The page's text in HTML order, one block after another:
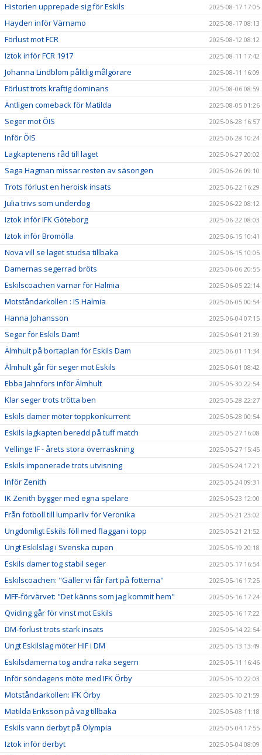
Historien upprepade sig för Eskils 2025-08-17 17:05
Hayden inför Värnamo 2025-08-17 08:13
Förlust mot FCR 2025-08-12 08:12
Iztok inför FCR 1917 2025-08-11 17:42
Johanna Lindblom pålitlig målgörare 2025-08-11 16:09
Förlust trots kraftig dominans 2025-08-06 08:59
Äntligen comeback för Matilda 2025-08-05 01:26
Seger mot ÖIS 2025-06-28 16:57
Inför ÖIS 2025-06-28 10:24
Lagkaptenens råd till laget 2025-06-27 20:02
Saga Hagman missar resten av säsongen 2025-06-26 09:10
Trots förlust en heroisk insats 2025-06-22 16:29
Julia trivs som underdog 2025-06-22 08:12
Iztok inför IFK Göteborg 2025-06-22 08:03
Iztok inför Bromölla 2025-06-15 10:41
Nova vill se laget studsa tillbaka 2025-06-15 10:05
Damernas segerrad bröts 2025-06-06 20:55
Eskilscoachen varnar för Halmia 2025-06-05 22:14
Motståndarkollen : IS Halmia 2025-06-05 00:54
Hanna Johansson 2025-06-04 07:15
Seger för Eskils Dam! 2025-06-01 21:39
Älmhult på bortaplan för Eskils Dam 2025-06-01 11:34
Älmhult går för seger mot Eskils 2025-06-01 08:42
Ebba Jahnfors inför Älmhult 2025-05-30 22:54
Klar seger trots trötta ben 2025-05-28 22:27
Eskils damer möter toppkonkurrent 2025-05-28 00:54
Eskils lagkapten beredd på tuff match 2025-05-27 16:08
Vellinge IF - årets stora överraskning 2025-05-27 15:45
Eskils imponerade trots utvisning 2025-05-24 17:21
Inför Zenith 2025-05-24 09:31
IK Zenith bygger med egna spelare 2025-05-23 12:00
Från fotboll till lumparliv för Veronika 2025-05-21 23:02
Ungdomligt Eskils föll med flaggan i topp 2025-05-21 21:52
Ungt Eskilslag i Svenska cupen 2025-05-19 20:18
Eskils damer tog stabil seger 2025-05-17 16:54
Eskilscoachen: "Gäller vi får fart på fötterna" 2025-05-16 17:25
MFF-förvärvet: "Det känns som jag kommit hem" 2025-05-16 17:24
Qviding går för vinst mot Eskils 2025-05-16 17:22
DM-förlust trots stark insats 2025-05-14 22:54
Ungt Eskilslag möter HIF i DM 2025-05-13 13:49
Eskilsdamerna tog andra raka segern 2025-05-11 16:46
Inför söndagens möte med IFK Örby 2025-05-10 22:03
Motståndarkollen: IFK Örby 2025-05-10 21:59
Matilda Eriksson på väg tillbaka 2025-05-08 11:18
Eskils vann derbyt på Olympia 2025-05-04 17:55
Iztok inför derbyt 2025-05-04 08:09